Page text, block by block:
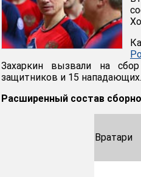
Захаркин вызвали на
защитников и 15 нападающих.
Расширенный состав
Вратари